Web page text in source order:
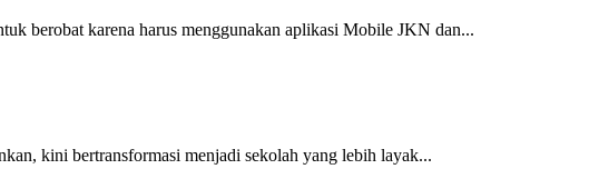
berobat karena harus menggunakan aplikasi Mobile JKN dan...
kini bertransformasi menjadi sekolah yang lebih layak...